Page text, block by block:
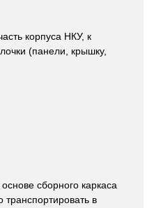
корпуса НКУ, к
(панели, крышку,
сборного каркаса
транспортировать в